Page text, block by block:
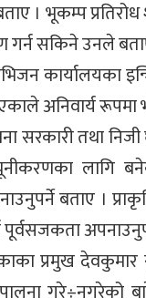
। भूकम्प
गर्न सकिने उनले
कार्यालयका
अनिवार्य
सरकारी तथा
लागि
बताए ।
प्रमुख